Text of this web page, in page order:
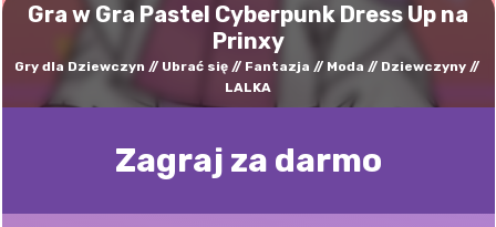
Gra w Gra Pastel Cyberpunk Dress Up na
Prinxy
Gry dla Dziewczyn Ubrać się Fantazja Moda
Dziewczyny
LALKA
Zagraj za darmo